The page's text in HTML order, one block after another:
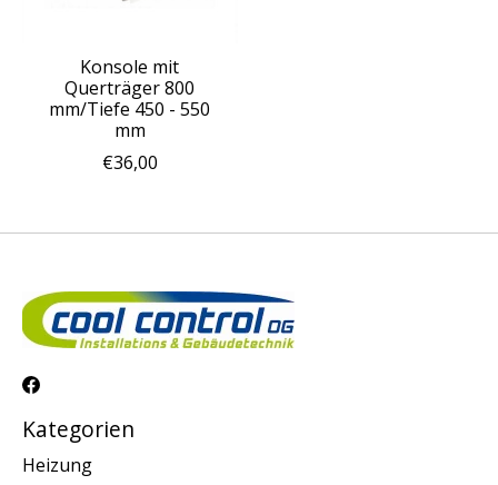
Konsole mit
Querträger 800
mm/Tiefe 450 - 550
mm
€36,00
Kategorien
Heizung